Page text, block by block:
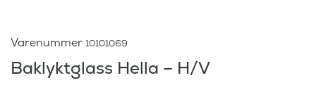
Varenummer 10101069
Baklyktglass Hella – H/V